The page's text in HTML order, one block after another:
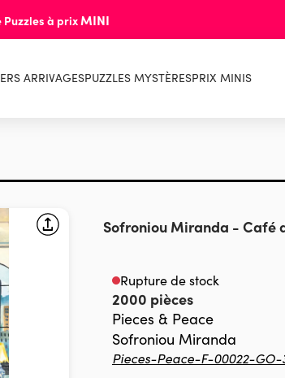
Puzzles à prixMINI
ARRIVAGESPUZZLES MYSTÈRESPRIX MINIS
Sofroniou Miranda - Café
Rupture de stock
2000 pièces
Pieces & Peace
Sofroniou Miranda
Pieces-Peace-F-00022-GO-